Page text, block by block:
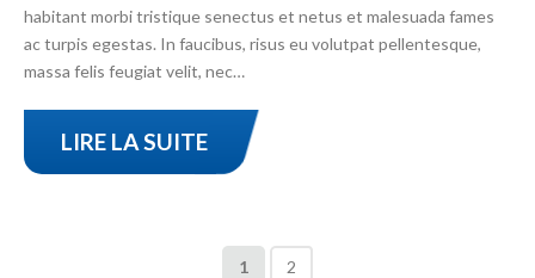
habitant morbi tristique senectus et netus et malesuada fames
ac turpis egestas. In faucibus, risus eu volutpat pellentesque,
massa felis feugiat velit, nec…
LIRE LA SUITE
1 2